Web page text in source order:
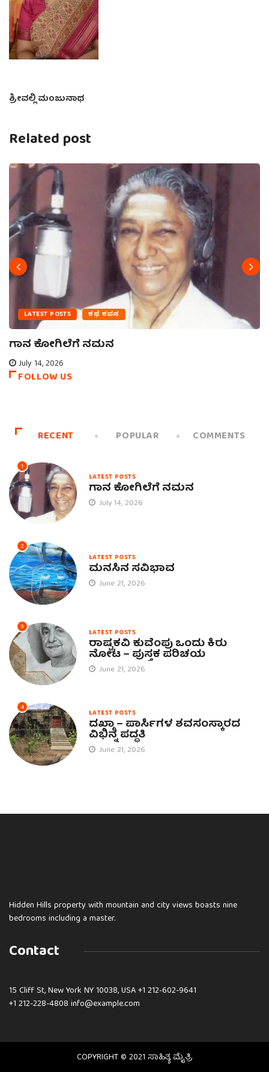
ಶ್ರೀವಲ್ಲಿ ಮಂಜುನಾಥ
Related post
LATEST POSTS ಕಥೆ ಕವನ
ಗಾನ ಕೋಗಿಲೆಗೆ ನಮನ
July 14, 2026
FOLLOW US
RECENT POPULAR COMMENTS
1
LATEST POSTS
ಗಾನ ಕೋಗಿಲೆಗೆ ನಮನ
July 14, 2026
2
LATEST POSTS
ಮನಸಿನ ಸವಿಭಾವ
June 21, 2026
3 LATEST POSTS
ರಾಷ್ಟ್ರಕವಿ ಕುವೆಂಪು ಒಂದು ಕಿರು
ನೋಟ – ಪುಸ್ತಕ ಪರಿಚಯ
June 21, 2026
4 LATEST POSTS
ದಖ್ಮಾ – ಪಾರ್ಸಿಗಳ ಶವಸಂಸ್ಕಾರದ
ವಿಭಿನ್ನ ಪದ್ಧತಿ
June 21, 2026
Hidden Hills property with mountain and city views boasts nine
bedrooms including a master.
Contact
15 Cliff St, New York NY 10038, USA+1 212-602-9641
+1 212-228-4808 info@example.com
COPYRIGHT © 2021 ಸಾಹಿತ್ಯ ಮೈತ್ರಿ